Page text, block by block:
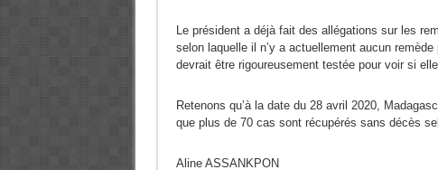
Le président a déjà fait des allégations sur les
selon laquelle il n’y a actuellement aucun
devrait être rigoureusement testée pour voir si
Retenons qu’à la date du 28 avril 2020,
que plus de 70 cas sont récupérés sans décès
Aline ASSANKPON